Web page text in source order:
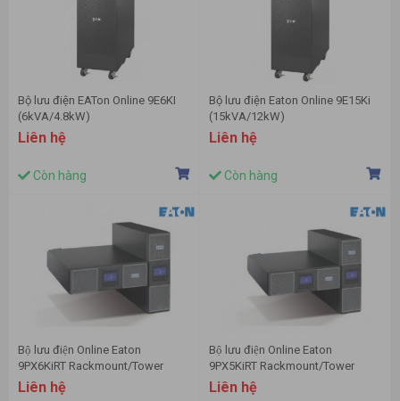
Bộ lưu điện EATon Online 9E6KI
(6kVA/4.8kW)
Liên hệ
Còn hàng
Bộ lưu điện Eaton Online 9E15Ki
(15kVA/12kW)
Liên hệ
Còn hàng
Bộ lưu điện Online Eaton
9PX6KiRT Rackmount/Tower
(6000VA/5400W)
Liên hệ
Bộ lưu điện Online Eaton
9PX5KiRT Rackmount/Tower
(5000VA/4500W)
Liên hệ